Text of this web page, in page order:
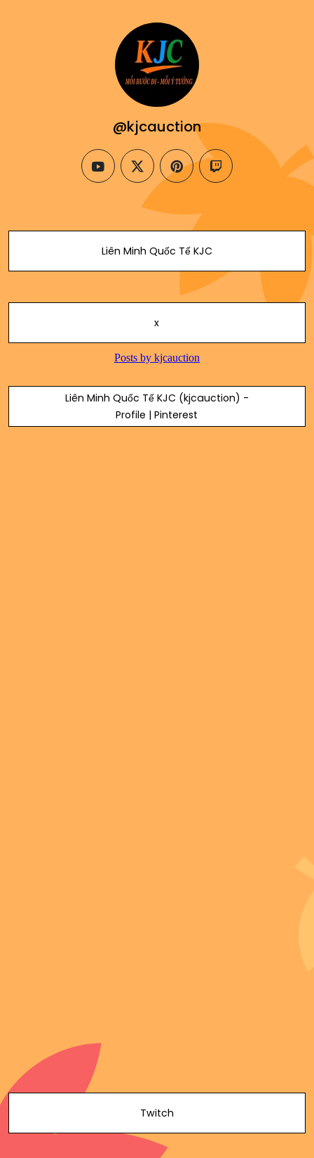
@kjcauction
youtubetwitterpinteresttwitch
Liên Minh Quốc Tế KJC
x
Liên Minh Quốc Tế KJC (kjcauction) -
Profile | Pinterest
Twitch